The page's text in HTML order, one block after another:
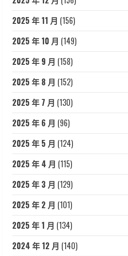
2025 年 11 月 (156)
2025 年 10 月 (149)
2025 年 9 月 (158)
2025 年 8 月 (152)
2025 年 7 月 (130)
2025 年 6 月 (96)
2025 年 5 月 (124)
2025 年 4 月 (115)
2025 年 3 月 (129)
2025 年 2 月 (101)
2025 年 1 月 (134)
2024 年 12 月 (140)